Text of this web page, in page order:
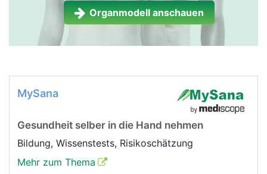
Organmodell anschauen
MySana
Gesundheit selber in die Hand nehmen
Bildung, Wissenstests, Risikoschätzung
Mehr zum Thema